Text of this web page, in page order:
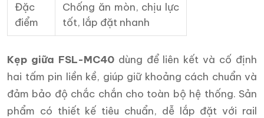
Đặc
điểm
Chống ăn mòn, chịu lực
tốt, lắp đặt nhanh
Kẹp giữa FSL-MC40dùng để liên kết và cố định
hai tấm pin liền kề, giúp giữ khoảng cách chuẩn và
đảm bảo độ chắc chắn cho toàn bộ hệ thống. Sản
phẩm có thiết kế tiêu chuẩn, dễ lắp đặt với rail